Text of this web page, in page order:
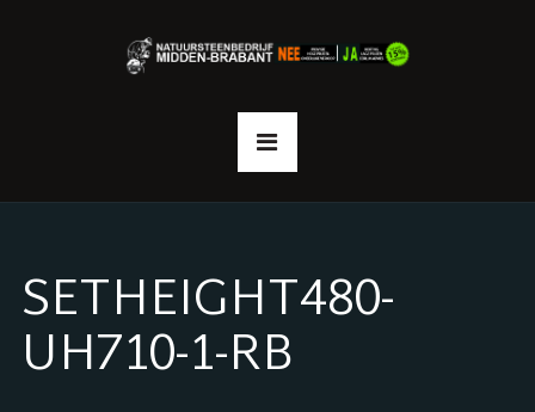
SETHEIGHT480-
UH710-1-RB